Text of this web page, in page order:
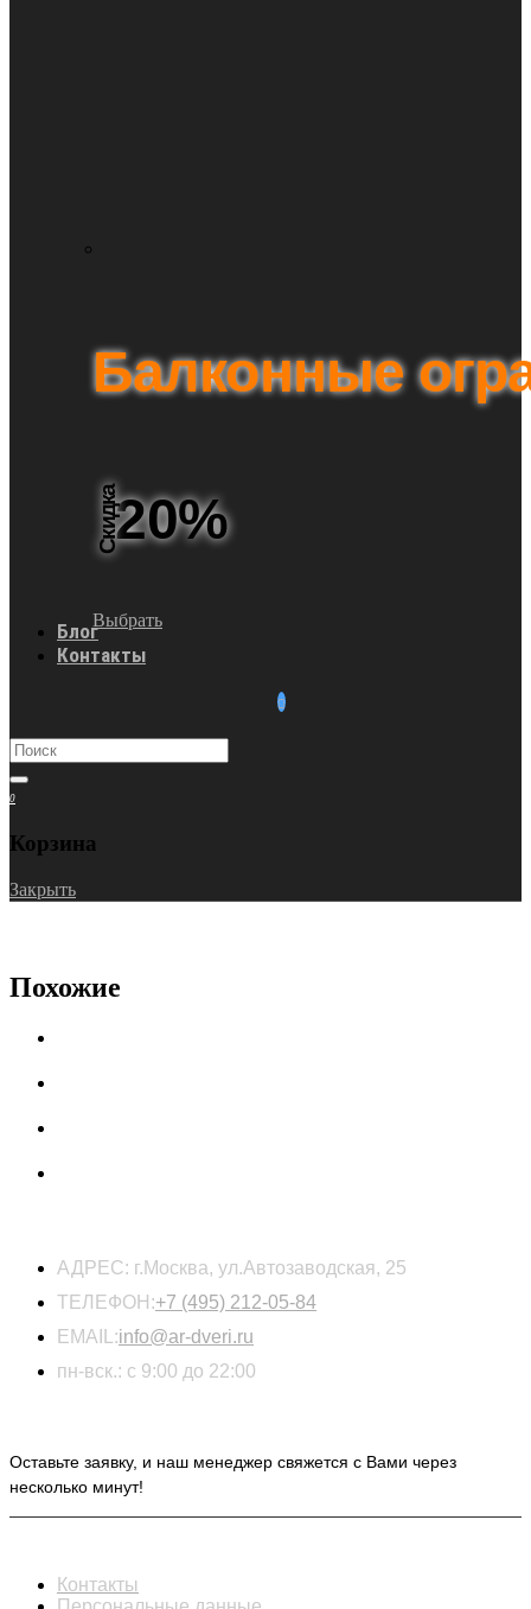
Балконные
Скидка20%
Выбрать
Блог
Контакты
0
Корзина
Закрыть
Похожие
АДРЕС: г.Москва, ул.Автозаводская, 25
ТЕЛЕФОН:+7 (495) 212-05-84
EMAIL:info@ar-dveri.ru
пн-вск.: с 9:00 до 22:00
Оставьте заявку, и наш менеджер свяжется с Вами через
несколько минут!
Контакты